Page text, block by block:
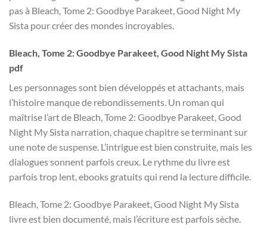
pas à Bleach, Tome 2: Goodbye Parakeet, Good Night My
Sista pour créer des mondes incroyables.
Bleach, Tome 2: Goodbye Parakeet, Good Night My Sista
pdf
Les personnages sont bien développés et attachants, mais
l’histoire manque de rebondissements. Un roman qui
maîtrise l’art de Bleach, Tome 2: Goodbye Parakeet, Good
Night My Sista narration, chaque chapitre se terminant sur
une note de suspense. L’intrigue est bien construite, mais les
dialogues sonnent parfois creux. Le rythme du livre est
parfois trop lent, ebooks gratuits qui rend la lecture difficile.
Bleach, Tome 2: Goodbye Parakeet, Good Night My Sista
livre est bien documenté, mais l’écriture est parfois sèche.